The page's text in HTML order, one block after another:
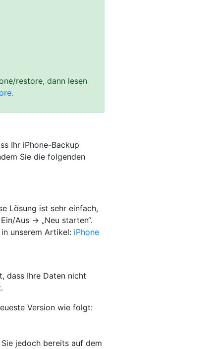
restore, dann lesen
Ihr iPhone-Backup
Sie die folgenden
Lösung ist sehr einfach,
Aus → „Neu starten“.
unserem Artikel: iPhone
dass Ihre Daten nicht
Version wie folgt:
jedoch bereits auf dem